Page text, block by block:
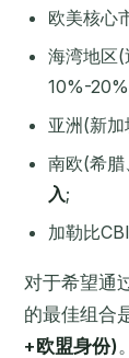
欧美核心
海湾地区
10%-
亚洲(新
南欧(希
入;
加勒比
对于希望通
的最佳组合
+欧盟身份)。